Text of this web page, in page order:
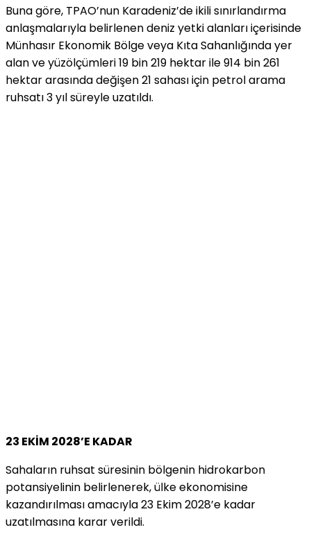
Buna göre, TPAO’nun Karadeniz’de ikili sınırlandırma
anlaşmalarıyla belirlenen deniz yetki alanları içerisinde
Münhasır Ekonomik Bölge veya Kıta Sahanlığında yer
alan ve yüzölçümleri 19 bin 219 hektar ile 914 bin 261
hektar arasında değişen 21 sahası için petrol arama
ruhsatı 3 yıl süreyle uzatıldı.
23 EKİM 2028’E KADAR
Sahaların ruhsat süresinin bölgenin hidrokarbon
potansiyelinin belirlenerek, ülke ekonomisine
kazandırılması amacıyla 23 Ekim 2028’e kadar
uzatılmasına karar verildi.